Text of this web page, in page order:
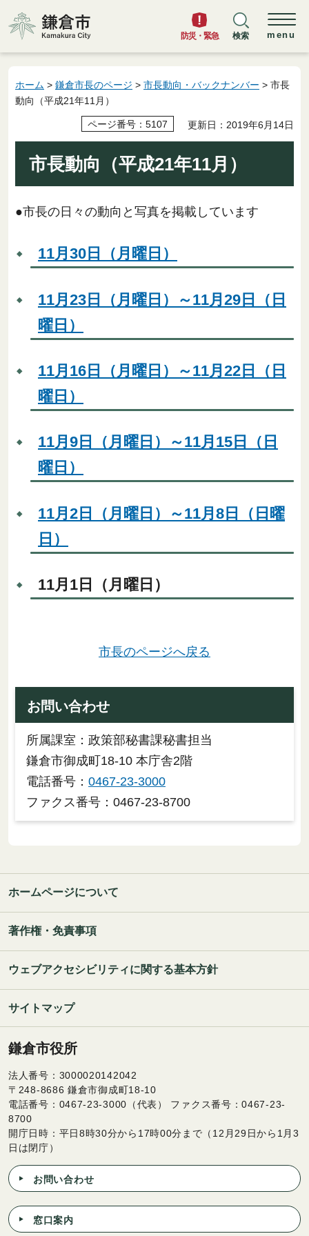
鎌倉市
防災・緊急 検索 menu
ホーム > 鎌倉市長のページ > 市長動向・バックナンバー > 市長
動向（平成21年11月）
ページ番号：5107 更新日：2019年6月14日
市長動向（平成21年11月）
●市長の日々の動向と写真を掲載しています
11月30日（月曜日）
11月23日（月曜日）～11月29日（日
曜日）
11月16日（月曜日）～11月22日（日
曜日）
11月9日（月曜日）～11月15日（日
曜日）
11月2日（月曜日）～11月8日（日曜
日）
11月1日（月曜日）
市長のページへ戻る
お問い合わせ
所属課室：政策部秘書課秘書担当
鎌倉市御成町18-10 本庁舎2階
電話番号： 0467-23-3000
ファクス番号：0467-23-8700
ホームページについて
著作権・免責事項
ウェブアクセシビリティに関する基本方針
サイトマップ
鎌倉市役所
法人番号：3000020142042
〒248-8686 鎌倉市御成町18-10
電話番号：0467-23-3000（代表） ファクス番号：0467-23-
8700
開庁日時：平日8時30分から17時00分まで（12月29日から1月3
日は閉庁）
お問い合わせ
窓口案内